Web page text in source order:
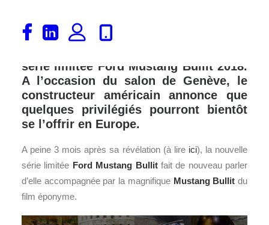
En janvier dernier, le North American
International Auto Show 2018 (NAIAS)
série limitée Ford Mustang Bullit 2018.
A l’occasion du salon de Genève, le
constructeur américain annonce que
quelques privilégiés pourront bientôt
se l’offrir en Europe.
A peine 3 mois après sa révélation (à lire ici), la nouvelle
série limitée FordMustang Bullitfait de nouveau parler
d’elle accompagnée par la magnifique Mustang Bullit du
film éponyme.